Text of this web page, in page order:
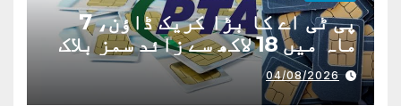
پی ٹی اے کا بڑا کریک ڈاؤن، 7
ماہ میں 18 لاکھ سے زائد سمز بلاک
04/08/2026